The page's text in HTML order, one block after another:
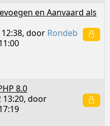
en Aanvaard als
door Rondeb
8.0
13:20, door